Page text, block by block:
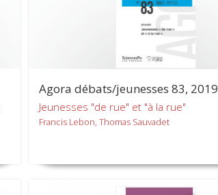
Agora débats/jeunesses 83, 2019
Jeunesses "de rue" et "à la rue"
Francis Lebon, Thomas Sauvadet